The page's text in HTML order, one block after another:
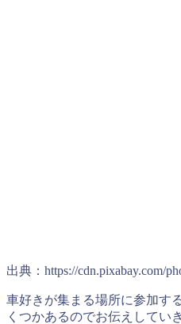
出典：https://cdn.pixabay.com/
車好きが集まる場所に参加す
くつかあるのでお伝えしてい